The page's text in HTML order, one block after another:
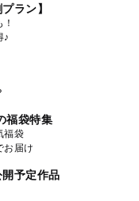
ラン】
♪
福袋特集
福袋
お届け
開予定作品